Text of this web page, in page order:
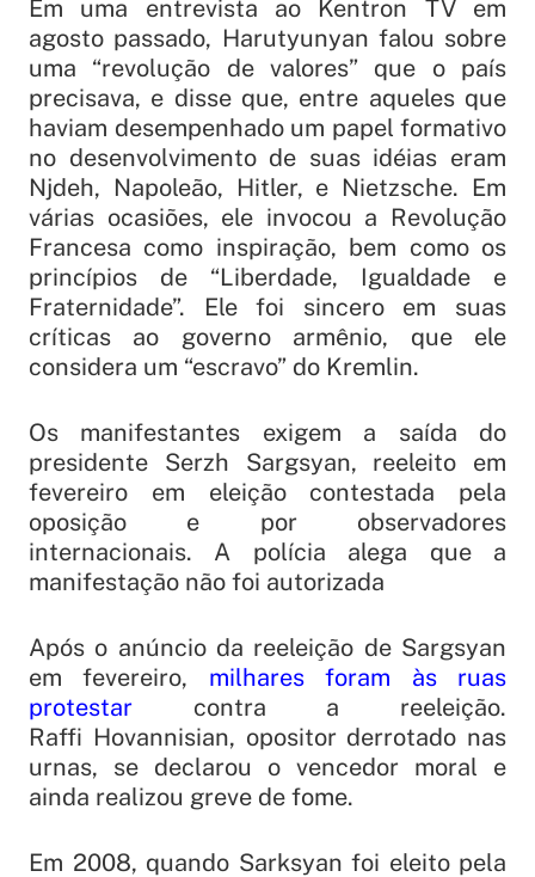
Em uma entrevista ao Kentron TV em
agosto passado, Harutyunyan falou sobre
uma “revolução de valores” que o país
precisava, e disse que, entre aqueles que
haviam desempenhado um papel formativo
no desenvolvimento de suas idéias eram
Njdeh, Napoleão, Hitler, e Nietzsche. Em
várias ocasiões, ele invocou a Revolução
Francesa como inspiração, bem como os
princípios de “Liberdade, Igualdade e
Fraternidade”. Ele foi sincero em suas
críticas ao governo armênio, que ele
considera um “escravo” do Kremlin.
Os manifestantes exigem a saída do
presidente Serzh Sargsyan, reeleito em
fevereiro em eleição contestada pela
oposição e por observadores
internacionais. A polícia alega que a
manifestação não foi autorizada
Após o anúncio da reeleição de Sargsyan
em fevereiro, milhares foram às ruas
protestar contra a reeleição.
Raffi Hovannisian, opositor derrotado nas
urnas, se declarou o vencedor moral e
ainda realizou greve de fome.
Em 2008, quando Sarksyan foi eleito pela